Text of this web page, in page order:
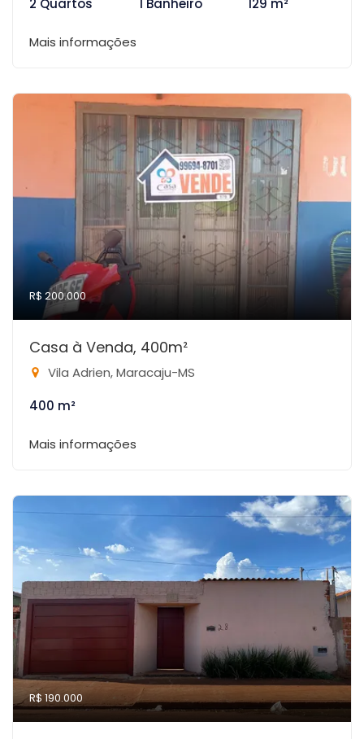
2 Quartos 1 Banheiro 129 m²
Mais informações
R$ 200.000
Casa à Venda, 400m²
Vila Adrien, Maracaju-MS
400 m²
Mais informações
R$ 190.000